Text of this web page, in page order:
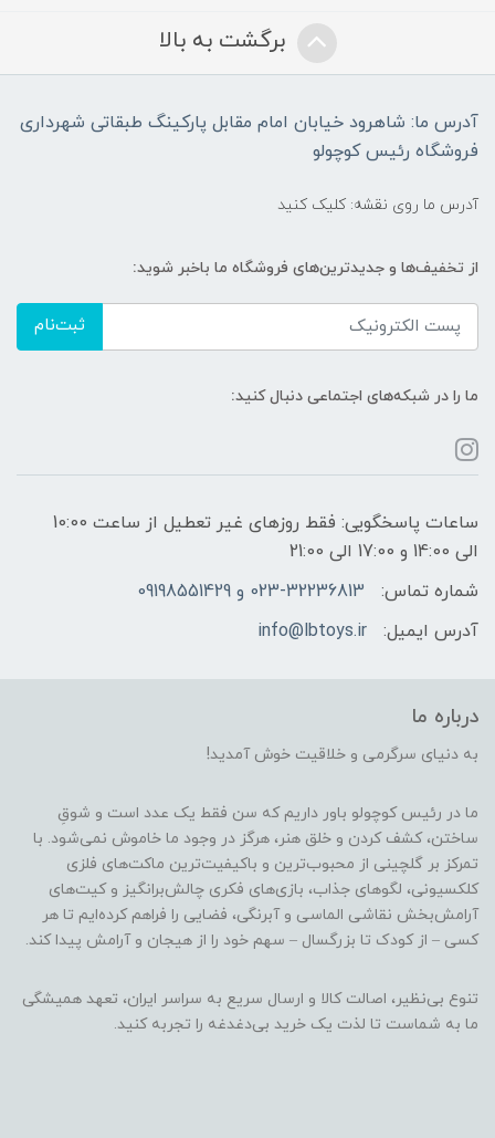
برگشت به بالا
آدرس ما: شاهرود خیابان امام مقابل پارکینگ طبقاتی شهرداری
فروشگاه رئیس کوچولو
آدرس ما روی نقشه: کلیک کنید
از تخفیف‌ها و جدیدترین‌های فروشگاه ما باخبر شوید:
ثبت‌نام
ما را در شبکه‌های اجتماعی دنبال کنید:
ساعات پاسخگویی: فقط روزهای غیر تعطیل از ساعت 10:00
الی 14:00 و 17:00 الی 21:00
شماره تماس:
023-32236813 و 09198551429
آدرس ایمیل:
info@lbtoys.ir
درباره ما
به دنیای سرگرمی و خلاقیت خوش آمدید!
ما در رئیس کوچولو باور داریم که سن فقط یک عدد است و شوقِ
ساختن، کشف کردن و خلق هنر، هرگز در وجود ما خاموش نمی‌شود. با
تمرکز بر گلچینی از محبوب‌ترین و باکیفیت‌ترین ماکت‌های فلزی
کلکسیونی، لگوهای جذاب، بازی‌های فکری چالش‌برانگیز و کیت‌های
آرامش‌بخش نقاشی الماسی و آبرنگی، فضایی را فراهم کرده‌ایم تا هر
کسی – از کودک تا بزرگسال – سهم خود را از هیجان و آرامش پیدا کند.
تنوع بی‌نظیر، اصالت کالا و ارسال سریع به سراسر ایران، تعهد همیشگی
ما به شماست تا لذت یک خرید بی‌دغدغه را تجربه کنید.